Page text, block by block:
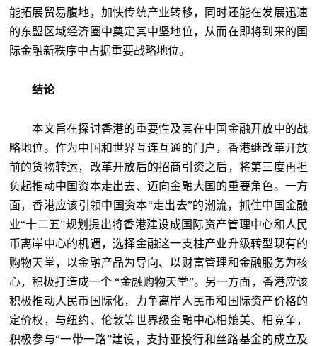
能拓展贸易腹地，加快传统产业转移，同时还能在发展迅速
的东盟区域经济圈中奠定其中坚地位，从而在即将到来的国
际金融新秩序中占据重要战略地位。
结论
本文旨在探讨香港的重要性及其在中国金融开放中的战
略地位。作为中国和世界互连互通的门户，香港继改革开放
前的货物转运，改革开放后的招商引资之后，将第三度再担
负起推动中国资本走出去、迈向金融大国的重要角色。一方
面，香港应该引领中国资本“走出去”的潮流，抓住中国金融
业“十二五”规划提出将香港建设成国际资产管理中心和人民
币离岸中心的机遇，选择金融这一支柱产业升级转型现有的
购物天堂，以金融产品为导向、以财富管理和金融服务为核
心，积极打造成一个 “金融购物天堂”。另一方面，香港应该
积极推动人民币国际化，力争离岸人民币和国际资产价格的
定价权，与纽约、伦敦等世界级金融中心相媲美、相竞争，
积极参与“一带一路”建设，支持亚投行和丝路基金的成立及